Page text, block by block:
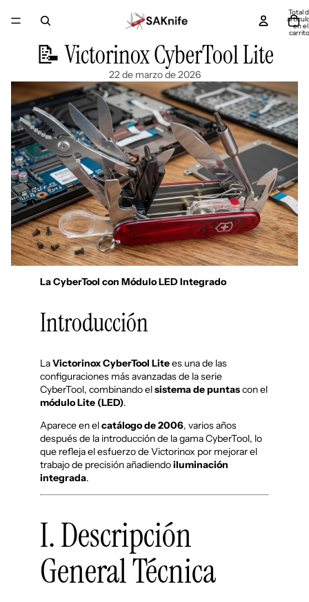
Total
en el
📝 Victorinox CyberTool Lite
22 de marzo de 2026
La CyberTool con Módulo LED Integrado
Introducción
LaVictorinox CyberTool Litees una de las
configuraciones más avanzadas de la serie
CyberTool, combinando elsistema de puntascon el
módulo Lite (LED).
Aparece en elcatálogo de 2006, varios años
después de la introducción de la gama CyberTool, lo
que refleja el esfuerzo de Victorinox por mejorar el
trabajo de precisión añadiendoiluminación
integrada.
I. Descripción
General Técnica